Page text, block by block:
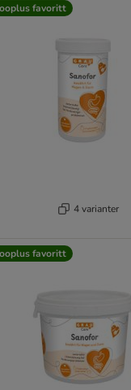
favoritt
4 varianter
favoritt